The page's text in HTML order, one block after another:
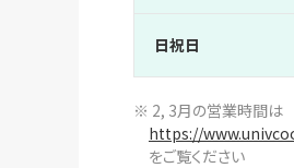
日祝日
※ 2, 3月の営業時間は
https://
をご覧ください